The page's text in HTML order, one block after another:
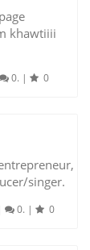
khawtiiii
0. | 0
singer.
| 0. | 0